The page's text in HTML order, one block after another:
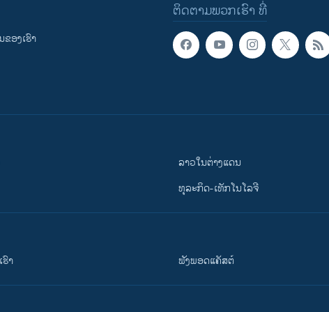
ຕິດຕາມພວກເຮົາ ທີ່
ອງເຮົາ
ລາວໃນຕ່າງແດນ
ທຸລະກິດ-ເທັກໂນໂລຈີ
າ ຟັງພອດແຄັສຕ໌